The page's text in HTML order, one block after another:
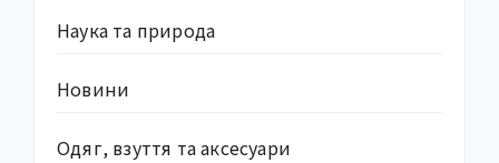
Наука та природа
Новини
Одяг, взуття та аксесуари